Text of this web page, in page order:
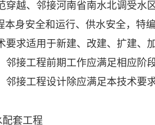
穿越、邻接河南省南水北调受水
本身安全和运行、供水安全，特
要求适用于新建、改建、扩建、
邻接工程前期工作应满足相应阶
邻接工程设计除应满足本技术要
配套工程